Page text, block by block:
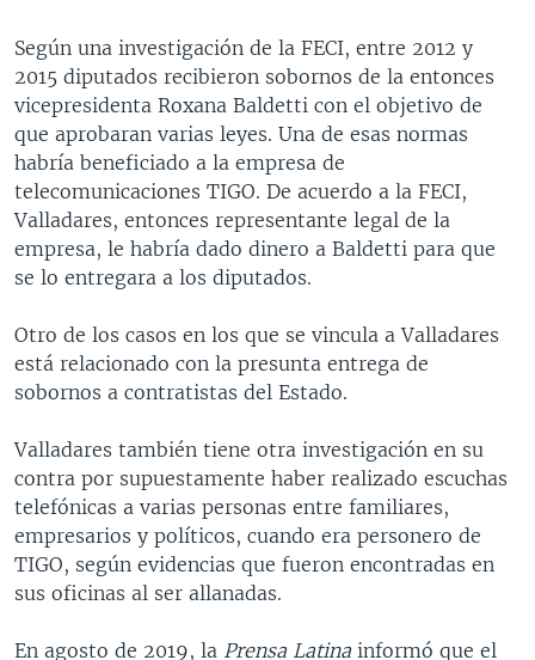
Según una investigación de la FECI, entre 2012 y
2015 diputados recibieron sobornos de la entonces
vicepresidenta Roxana Baldetti con el objetivo de
que aprobaran varias leyes. Una de esas normas
habría beneficiado a la empresa de
telecomunicaciones TIGO. De acuerdo a la FECI,
Valladares, entonces representante legal de la
empresa, le habría dado dinero a Baldetti para que
se lo entregara a los diputados.
Otro de los casos en los que se vincula a Valladares
está relacionado con la presunta entrega de
sobornos a contratistas del Estado.
Valladares también tiene otra investigación en su
contra por supuestamente haber realizado escuchas
telefónicas a varias personas entre familiares,
empresarios y políticos, cuando era personero de
TIGO, según evidencias que fueron encontradas en
sus oficinas al ser allanadas.
En agosto de 2019, la Prensa Latinainformó que el